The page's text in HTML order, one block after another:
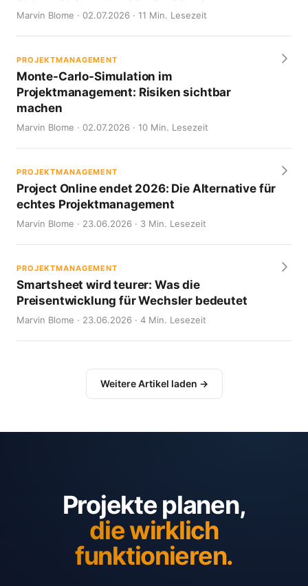
Marvin Blome · 02.07.2026 · 11 Min. Lesezeit
PROJEKTMANAGEMENT
Monte-Carlo-Simulation im
Projektmanagement: Risiken sichtbar
machen
Marvin Blome · 02.07.2026 · 10 Min. Lesezeit
PROJEKTMANAGEMENT
Project Online endet 2026: Die Alternative für
echtes Projektmanagement
Marvin Blome · 23.06.2026 · 3 Min. Lesezeit
PROJEKTMANAGEMENT
Smartsheet wird teurer: Was die
Preisentwicklung für Wechsler bedeutet
Marvin Blome · 23.06.2026 · 4 Min. Lesezeit
Weitere Artikel laden →
Projekte planen,
die wirklich
funktionieren.